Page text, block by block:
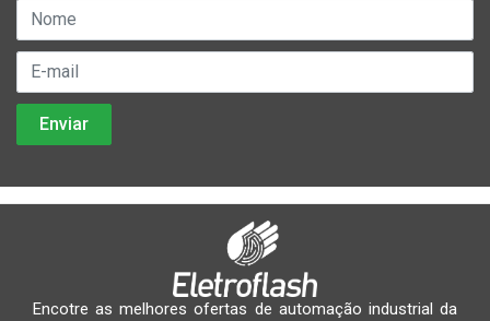
Encotre as melhores ofertas de automação industrial da